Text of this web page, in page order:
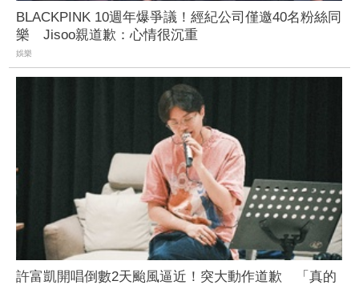
BLACKPINK 10週年爆爭議！經紀公司僅邀40名粉絲同
樂 Jisoo親道歉：心情很沉重
娛樂
許富凱開唱倒數2天颱風逼近！突大動作道歉 「真的